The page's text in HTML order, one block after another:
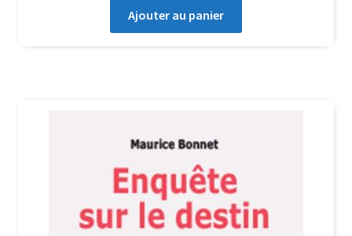
Ajouter au panier